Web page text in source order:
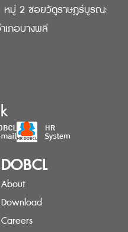
มู่ 2 ซอยวัดูราษฎร์บูรณะ
เภอบางพลี
DOBCL
About
Download
Careers